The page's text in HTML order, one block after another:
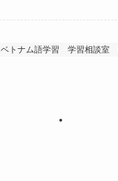
ベトナム語学習 学習相談室